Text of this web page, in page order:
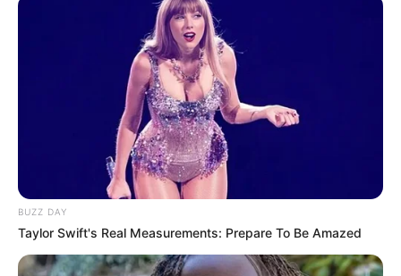
BUZZ DAY
Taylor Swift's Real Measurements: Prepare To Be Amazed